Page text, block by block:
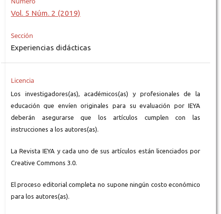
Vol. 5 Núm. 2 (2019)
Sección
Experiencias didácticas
Licencia
Los investigadores(as), académicos(as) y profesionales de la
educación que envíen originales para su evaluación por IEYA
deberán asegurarse que los artículos cumplen con las
instrucciones a los autores(as).
La Revista IEYA y cada uno de sus artículos están licenciados por
Creative Commons 3.0.
El proceso editorial completa no supone ningún costo económico
para los autores(as).